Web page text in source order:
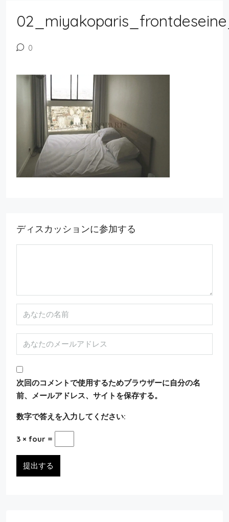
0
ディスカッションに参加する
次回のコメントで使用するためブラウザーに自分の名
前、メールアドレス、サイトを保存する。
数字で答えを入力してください:
3 × four =
提出する